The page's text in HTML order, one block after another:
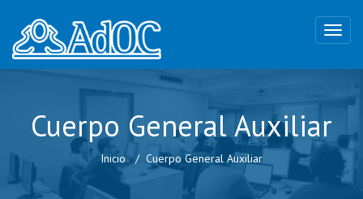
Cuerpo General Auxiliar
Inicio Cuerpo General Auxiliar